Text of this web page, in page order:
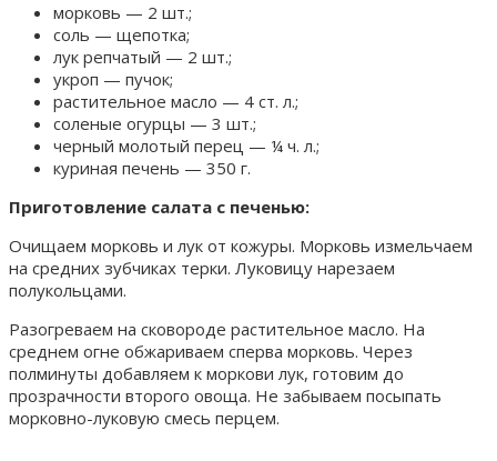
морковь — 2 шт.;
соль — щепотка;
лук репчатый — 2 шт.;
укроп — пучок;
растительное масло — 4 ст. л.;
соленые огурцы — 3 шт.;
черный молотый перец — ¼ ч. л.;
куриная печень — 350 г.
Приготовление салата с печенью:
Очищаем морковь и лук от кожуры. Морковь измельчаем
на средних зубчиках терки. Луковицу нарезаем
полукольцами.
Разогреваем на сковороде растительное масло. На
среднем огне обжариваем сперва морковь. Через
полминуты добавляем к моркови лук, готовим до
прозрачности второго овоща. Не забываем посыпать
морковно-луковую смесь перцем.